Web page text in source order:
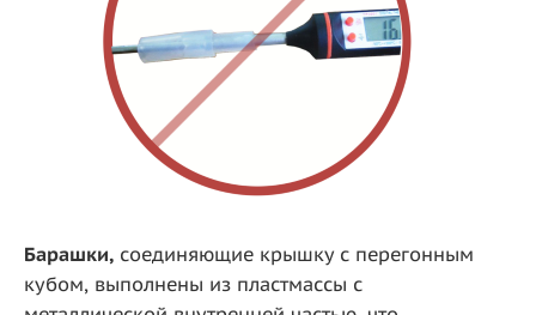
Барашки, соединяющие крышку с перегонным
кубом, выполнены из пластмассы с